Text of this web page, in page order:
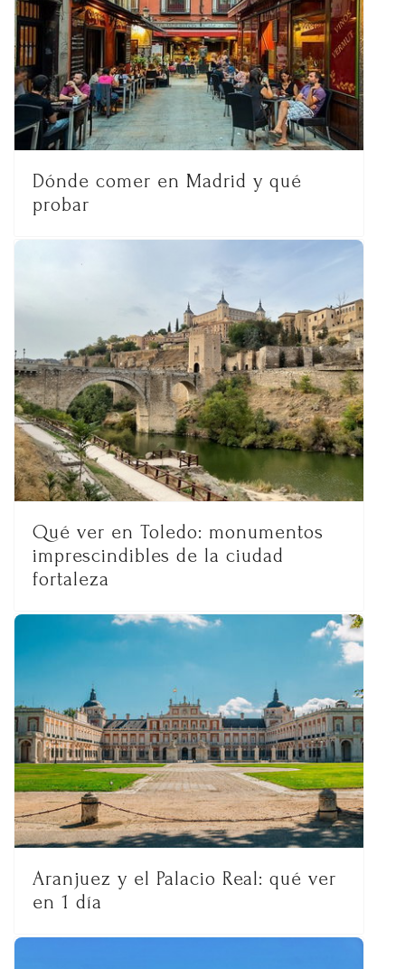
Dónde comer en Madrid y qué
probar
Qué ver en Toledo: monumentos
imprescindibles de la ciudad
fortaleza
Aranjuez y el Palacio Real: qué ver
en 1 día